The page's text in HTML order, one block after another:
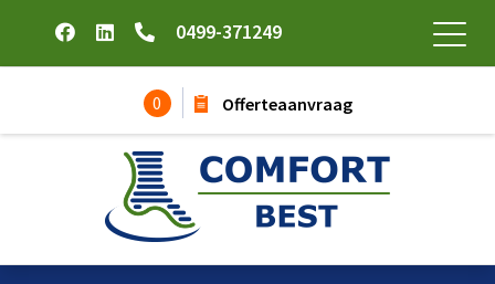
0499-371249
0 Offerteaanvraag